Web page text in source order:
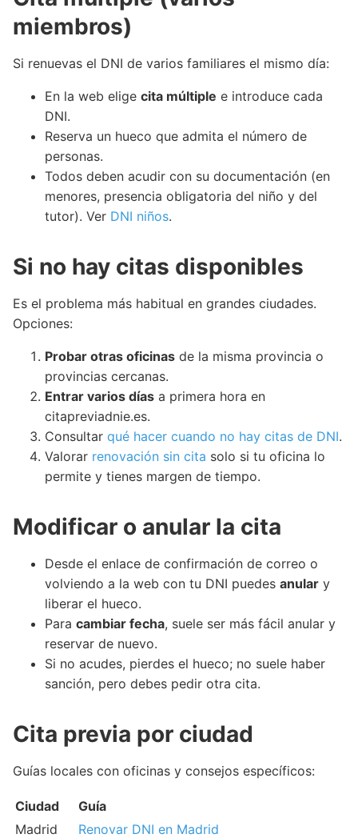
miembros)
Si renuevas el DNI de varios familiares el mismo día:
En la web elige cita múltiple e introduce cada
DNI.
Reserva un hueco que admita el número de
personas.
Todos deben acudir con su documentación (en
menores, presencia obligatoria del niño y del
tutor). Ver DNI niños.
Si no hay citas disponibles
Es el problema más habitual en grandes ciudades.
Opciones:
Probar otras oficinas de la misma provincia o
provincias cercanas.
Entrar varios días a primera hora en
citapreviadnie.es.
Consultar qué hacer cuando no hay citas de DNI.
Valorar renovación sin cita solo si tu oficina lo
permite y tienes margen de tiempo.
Modificar o anular la cita
Desde el enlace de confirmación de correo o
volviendo a la web con tu DNI puedes anular y
liberar el hueco.
Para cambiar fecha, suele ser más fácil anular y
reservar de nuevo.
Si no acudes, pierdes el hueco; no suele haber
sanción, pero debes pedir otra cita.
Cita previa por ciudad
Guías locales con oficinas y consejos específicos:
Ciudad
Guía
Madrid
Renovar DNI en Madrid